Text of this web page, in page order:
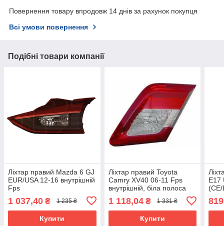
Повернення товару впродовж 14 днів за рахунок покупця
Всі умови повернення
Подібні товари компанії
Ліхтар правий Mazda 6 GJ
EUR/USA 12-16 внутрішній
Fps
1 037,40 ₴ 1 235 ₴
Купити
Ліхтар правий Toyota
Camry XV40 06-11 Fps
внутрішній, біла полоса
1 118,04₴ 1 331 ₴
Купити
E17